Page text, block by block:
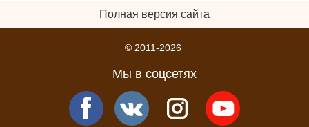
Полная версия сайта
© 2011-2026
Мы в соцсетях